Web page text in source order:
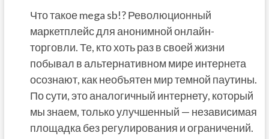
Что такое mega sb!? Революционный
маркетплейс для анонимной онлайн-
торговли. Те, кто хоть раз в своей жизни
побывал в альтернативном мире интернета
осознают, как необъятен мир темной паутины.
По сути, это аналогичный интернету, который
мы знаем, только улучшенный — независимая
площадка без регулирования и ограничений.